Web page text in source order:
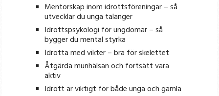
Mentorskap inom idrottsföreningar – så
utvecklar du unga talanger
Idrottspsykologi för ungdomar – så
bygger du mental styrka
Idrotta med vikter – bra för skelettet
Åtgärda munhälsan och fortsätt vara
aktiv
Idrott är viktigt för både unga och gamla